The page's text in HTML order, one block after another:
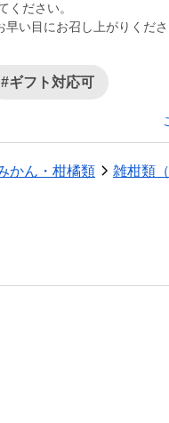
ください。
い目にお召し上がりくださ
#ギフト対応可
かん・柑橘類 雑柑類